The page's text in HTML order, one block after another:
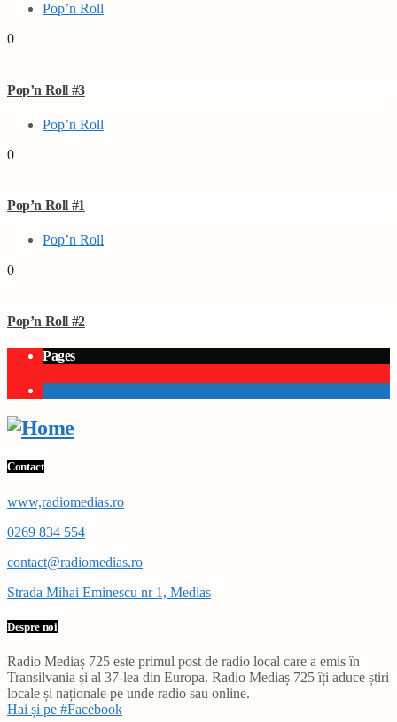
Pop’n Roll
0
Pop’n Roll #3
Pop’n Roll
0
Pop’n Roll #1
Pop’n Roll
0
Pop’n Roll #2
Pages
Contact
www,radiomedias.ro
0269 834 554
contact@radiomedias.ro
Strada Mihai Eminescu nr 1, Medias
Despre noi
Radio Mediaș 725 este primul post de radio local care a emis în
Transilvania și al 37-lea din Europa. Radio Mediaș 725 îți aduce știri
locale și naționale pe unde radio sau online.
Hai și pe #Facebook